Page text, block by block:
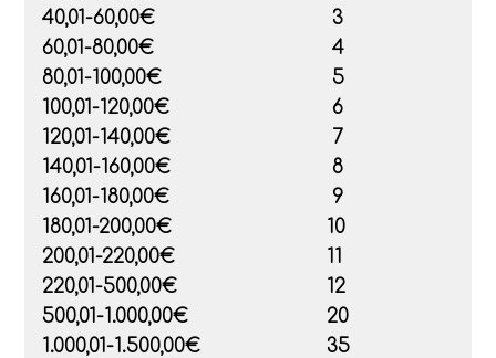
40,01-60,00€
3
60,01-80,00€
4
80,01-100,00€
5
100,01-120,00€
6
120,01-140,00€
7
140,01-160,00€
8
160,01-180,00€
9
180,01-200,00€
10
200,01-220,00€
11
220,01-500,00€
12
500,01-1.000,00€
20
1.000,01-1.500,00€
35